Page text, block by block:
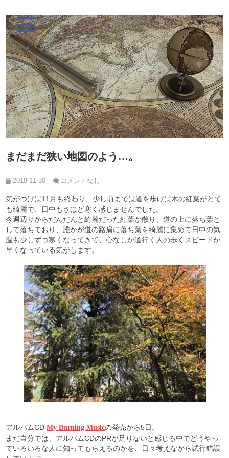
まだまだ狭い地図のよう…。
2018-11-30 コメントなし
気がつけば11月も終わり、少し前までは道を歩けば木の紅葉がとて
も綺麗で、日中もさほど寒く感じませんでした。
今週辺りからだんだんと綺麗だった紅葉が散り、道の上に落ち葉と
して落ちており、誰かが道の路肩に落ち葉を綺麗に集めて日中の気
温も少しずつ寒くなってきて、心なしか道行く人の歩くスピードが
早くなっている気がします。
アルバムCDMy Burning Musicの発売から5日。
まだ自分では、アルバムCDのPRが足りないと感じる中でどうやっ
ていろいろな人に知ってもらえるのかを、日々考えながら試行錯誤